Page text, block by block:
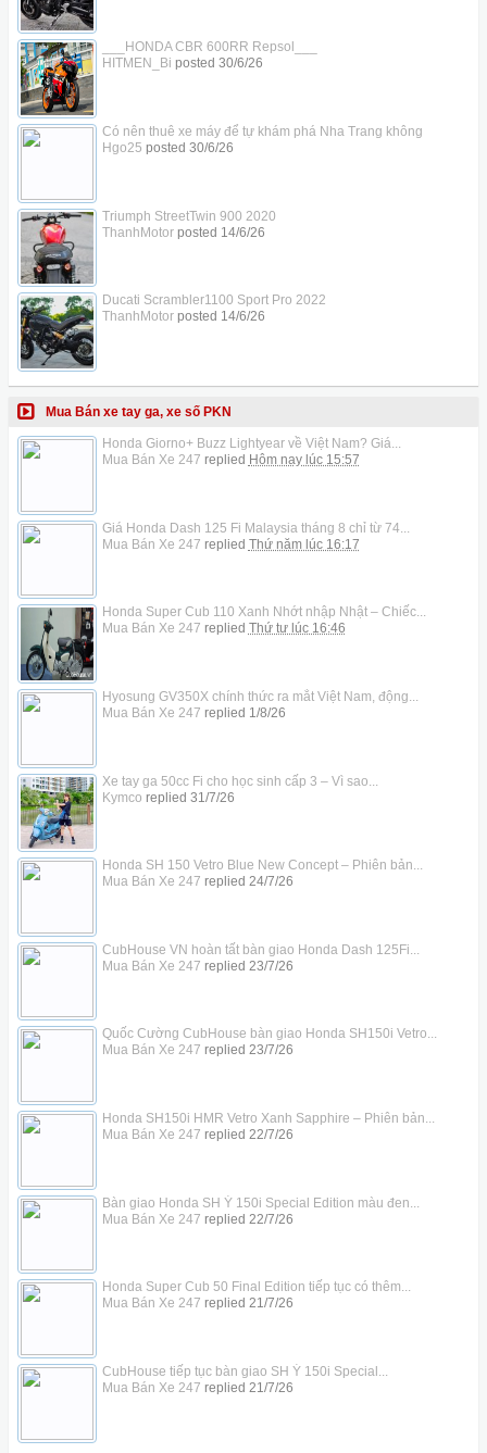
___HONDA CBR 600RR Repsol___
HITMEN_Bi posted 30/6/26
Có nên thuê xe máy để tự khám phá Nha Trang không
Hgo25 posted 30/6/26
Triumph StreetTwin 900 2020
ThanhMotorposted 14/6/26
Ducati Scrambler1100 Sport Pro 2022
ThanhMotorposted 14/6/26
Mua Bán xe tay ga, xe số PKN
Honda Giorno+ Buzz Lightyear về Việt Nam? Giá...
Mua Bán Xe 247 replied Hôm nay lúc 15:57
Giá Honda Dash 125 Fi Malaysia tháng 8 chỉ từ 74...
Mua Bán Xe 247 replied Thứ năm lúc 16:17
Honda Super Cub 110 Xanh Nhớt nhập Nhật – Chiếc...
Mua Bán Xe 247 replied Thứ tư lúc 16:46
Hyosung GV350X chính thức ra mắt Việt Nam, động...
Mua Bán Xe 247 replied 1/8/26
Xe tay ga 50cc Fi cho học sinh cấp 3 – Vì sao...
Kymco replied 31/7/26
Honda SH 150 Vetro Blue New Concept – Phiên bản...
Mua Bán Xe 247 replied 24/7/26
CubHouse VN hoàn tất bàn giao Honda Dash 125Fi...
Mua Bán Xe 247 replied 23/7/26
Quốc Cường CubHouse bàn giao Honda SH150i Vetro...
Mua Bán Xe 247 replied 23/7/26
Honda SH150i HMR Vetro Xanh Sapphire – Phiên bản...
Mua Bán Xe 247 replied 22/7/26
Bàn giao Honda SH Ý 150i Special Edition màu đen...
Mua Bán Xe 247 replied 22/7/26
Honda Super Cub 50 Final Edition tiếp tục có thêm...
Mua Bán Xe 247 replied 21/7/26
CubHouse tiếp tục bàn giao SH Ý 150i Special...
Mua Bán Xe 247 replied 21/7/26